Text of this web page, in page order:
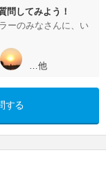
問してみよう！
ーのみなさんに、い
…他
する